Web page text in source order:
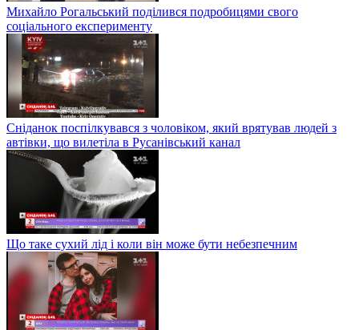
Михайло Рогальський поділився подробицями свого
соціального експерименту
Сніданок поспілкувався з чоловіком, який врятував людей з
автівки, що вилетіла в Русанівський канал
Що таке сухий лід і коли він може бути небезпечним